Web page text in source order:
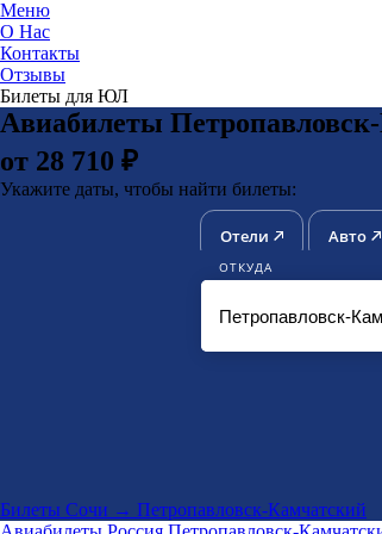
Меню
О Нас
Контакты
Отзывы
Билеты для ЮЛ
Авиабилеты
от 28 710 ₽
Укажите даты, чтобы найти билеты:
Отели Авто
ОТКУДА
Билеты Сочи → Петропавловск-Камчатский